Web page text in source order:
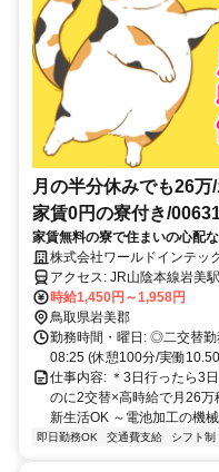
月の半分休みでも26
家賃0円の寮付き/
家賃無料の寮で住まいの心配
円でしっかり稼げる！履歴書
株式会社ワールドインテッ
アクセス: JR山陰本線岩美駅～工場 車5分 ＊車・バイク・自転車通
勤OK ＊交通費規定支給 【寮～工場】 ＊車で20分～30分 ＊寮の家賃
は無料！
時給1,450円～1,958円
鳥取県岩美郡
勤務時間・曜日: ◎二交替
08:25 (休憩100分/実働
仕事内容: ＊3日行ったら3
のに2交替×高時給で月26
新生活OK ～電池加工の機
即日勤務OK 交通費支給 シフト制